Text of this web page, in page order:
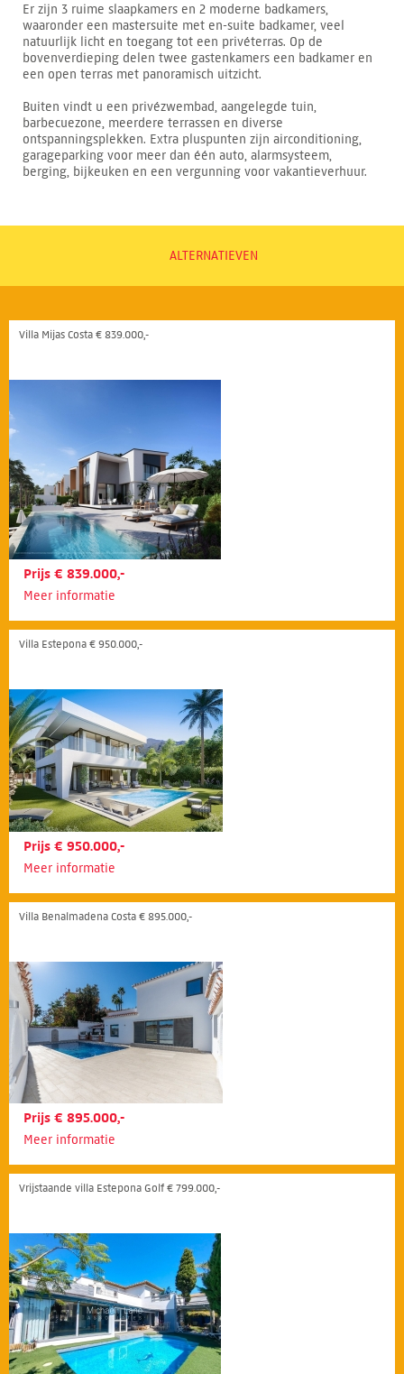
Er zijn 3 ruime slaapkamers en 2 moderne badkamers,
waaronder een mastersuite met en-suite badkamer, veel
natuurlijk licht en toegang tot een privéterras. Op de
bovenverdieping delen twee gastenkamers een badkamer en
een open terras met panoramisch uitzicht.
Buiten vindt u een privézwembad, aangelegde tuin,
barbecuezone, meerdere terrassen en diverse
ontspanningsplekken. Extra pluspunten zijn airconditioning,
garageparking voor meer dan één auto, alarmsysteem,
berging, bijkeuken en een vergunning voor vakantieverhuur.
ALTERNATIEVEN
Villa Mijas Costa € 839.000,-
Prijs € 839.000,-
Meer informatie
Villa Estepona € 950.000,-
Prijs € 950.000,-
Meer informatie
Villa Benalmadena Costa € 895.000,-
Prijs € 895.000,-
Meer informatie
Vrijstaande villa Estepona Golf € 799.000,-